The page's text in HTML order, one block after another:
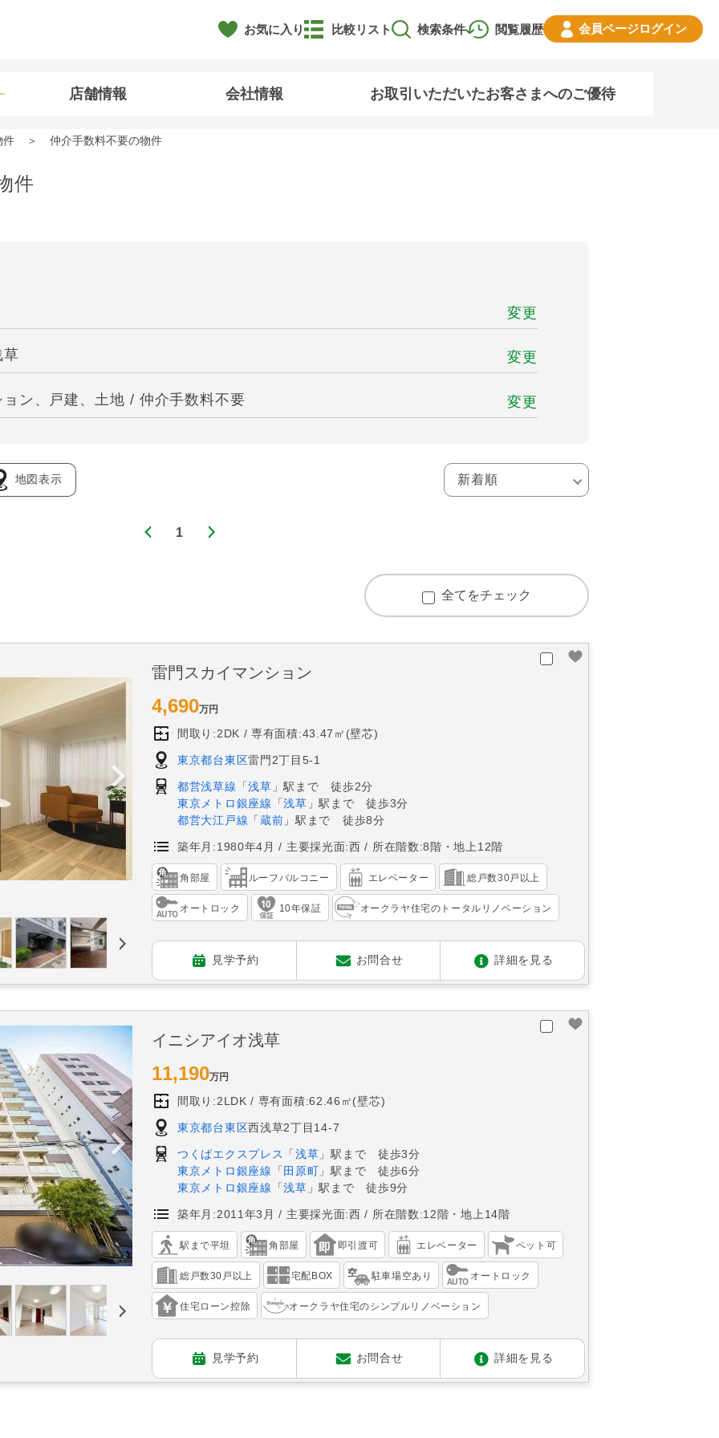
お気に入り 閲覧履歴
比較リスト 検索条件 会員ページログイン
店舗情報 会社情報 お取引いただいたお客さまへのご優待
件 仲介手数料不要の物件
件
変更
変更
ン、戸建、土地 / 仲介手数料不要 変更
地図表示
1
全てをチェック
雷門スカイマンション
4,690万円
間取り:2DK 専有面積:43.47㎡(壁芯)
東京都台東区雷門2丁目5-1
都営浅草線 「浅草 」駅まで 徒歩2分
東京メトロ銀座線
「浅草 」駅まで 徒歩3分
都営大江戸線 「 蔵前 」駅まで 徒歩8分
築年月:1980年4月 主要採光面:西 所在階数:8階・地上12階
角部屋 ルーフバルコニー エレベーター 総戸数30戸以上
オートロック 10年保証 オークラヤ住宅のトータルリノベーション
見学予約 お問合せ 詳細を見る
イニシアイオ浅草
11,190万円
間取り:2LDK 専有面積:62.46㎡(壁芯)
東京都台東区西浅草2丁目14-7
つくばエクスプレス 「浅草 」駅まで 徒歩3分
東京メトロ銀座線
「 田原町 」駅まで 徒歩6分
東京メトロ銀座線
「浅草 」駅まで 徒歩9分
築年月:2011年3月 主要採光面:西 所在階数:12階・地上14階
駅まで平坦 角部屋 即引渡可 エレベーター ペット可
総戸数30戸以上 宅配BOX 駐車場空あり オートロック
住宅ローン控除 オークラヤ住宅のシンプルリノベーション
見学予約 お問合せ 詳細を見る